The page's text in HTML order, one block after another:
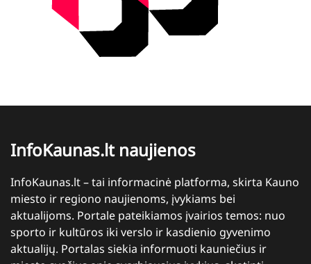
InfoKaunas.lt naujienos
InfoKaunas.lt – tai informacinė platforma, skirta Kauno
miesto ir regiono naujienoms, įvykiams bei
aktualijoms. Portale pateikiamos įvairios temos: nuo
sporto ir kultūros iki verslo ir kasdienio gyvenimo
aktualijų. Portalas siekia informuoti kauniečius ir